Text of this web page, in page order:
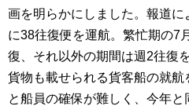
画を明らかにしました。報道
に38往復便を運航。繁忙期の7
復、それ以外の期間は週2往復
貨物も載せられる貨客船の就
と船員の確保が難しく、今年